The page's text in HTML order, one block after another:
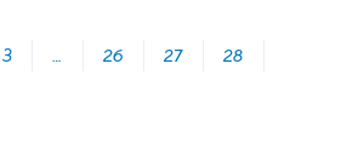
3 … 26 27
28